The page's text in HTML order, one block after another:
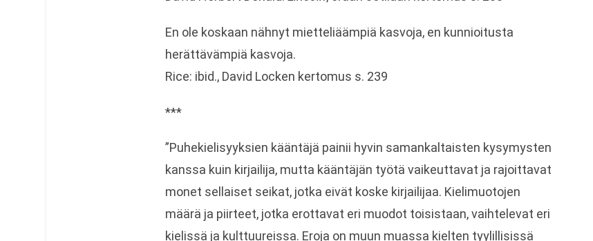
En ole koskaan nähnyt mietteliäämpiä kasvoja, en kunnioitusta
herättävämpiä kasvoja.
Rice: ibid., David Locken kertomus s. 239
***
”Puhekielisyyksien kääntäjä painii hyvin samankaltaisten kysymysten
kanssa kuin kirjailija, mutta kääntäjän työtä vaikeuttavat ja rajoittavat
monet sellaiset seikat, jotka eivät koske kirjailijaa. Kielimuotojen
määrä ja piirteet, jotka erottavat eri muodot toisistaan, vaihtelevat eri
kielissä ja kulttuureissa. Eroja on muun muassa kielten tyylillisissä